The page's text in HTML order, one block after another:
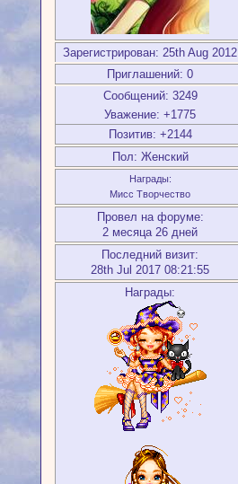
Зарегистрирован: 25th Aug 2012
Приглашений: 0
Сообщений: 3249
Уважение: +1775
Позитив: +2144
Пол: Женский
Награды:
Мисс Творчество
Провел на форуме:
2 месяца 26 дней
Последний визит:
28th Jul 2017 08:21:55
Награды: